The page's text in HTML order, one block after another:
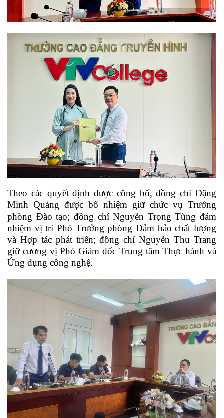
Theo các quyết định được công bố, đồng chí Đặng
Minh Quảng được bổ nhiệm giữ chức vụ Trưởng
phòng Đào tạo; đồng chí Nguyễn Trọng Tùng đảm
nhiệm vị trí Phó Trưởng phòng Đảm bảo chất lượng
và Hợp tác phát triển; đồng chí Nguyễn Thu Trang
giữ cương vị Phó Giám đốc Trung tâm Thực hành và
Ứng dụng công nghệ.